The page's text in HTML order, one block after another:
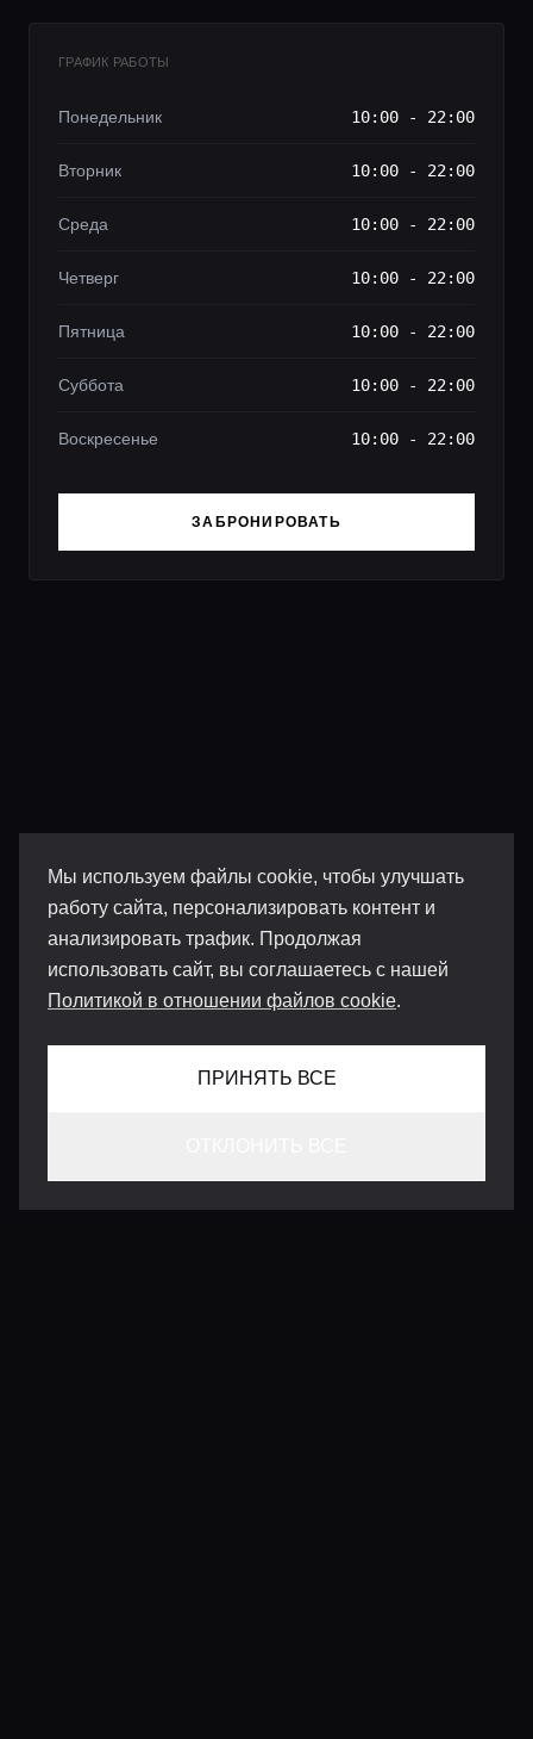
Мы используем файлы cookie, чтобы улучшать
работу сайта, персонализировать контент и
анализировать трафик. Продолжая
использовать сайт, вы соглашаетесь с нашей
Политикой в отношении файлов cookie.
ПРИНЯТЬ ВСЕ
ГРАФИК РАБОТЫ
Понедельник 10:00 - 22:00
Вторник 10:00 - 22:00
Среда 10:00 - 22:00
Четверг 10:00 - 22:00
Пятница 10:00 - 22:00
Суббота 10:00 - 22:00
Воскресенье 10:00 - 22:00
ЗАБРОНИРОВАТЬ